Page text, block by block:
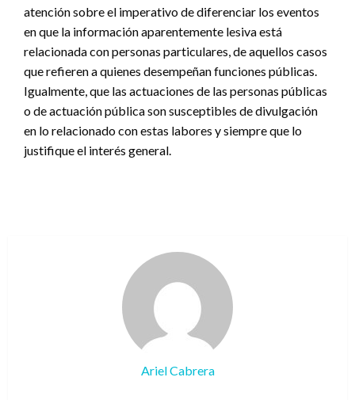
atención sobre el imperativo de diferenciar los eventos
en que la información aparentemente lesiva está
relacionada con personas particulares, de aquellos casos
que refieren a quienes desempeñan funciones públicas.
Igualmente, que las actuaciones de las personas públicas
o de actuación pública son susceptibles de divulgación
en lo relacionado con estas labores y siempre que lo
justifique el interés general.
Ariel Cabrera